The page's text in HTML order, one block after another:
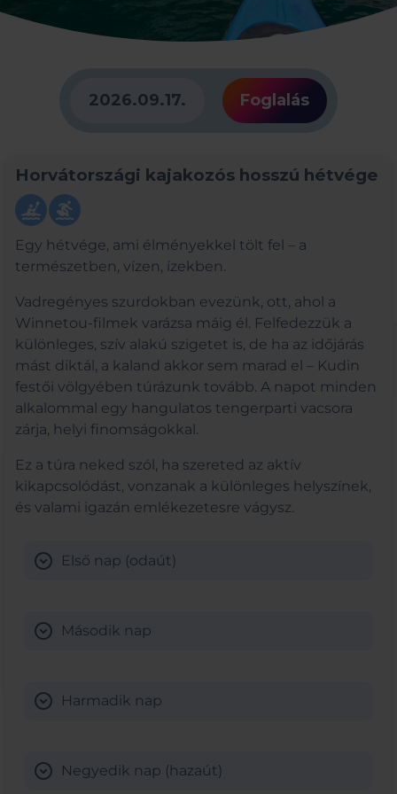
2026.09.17. Foglalás
Horvátországi kajakozós hosszú hétvége
kayaking surfing
Egy hétvége, ami élményekkel tölt fel – a
természetben, vízen, ízekben.
Vadregényes szurdokban evezünk, ott, ahol a
Winnetou-filmek varázsa máig él. Felfedezzük a
különleges, szív alakú szigetet is, de ha az időjárás
mást diktál, a kaland akkor sem marad el – Kudin
festői völgyében túrázunk tovább. A napot minden
alkalommal egy hangulatos tengerparti vacsora
zárja, helyi finomságokkal.
Ez a túra neked szól, ha szereted az aktív
kikapcsolódást, vonzanak a különleges helyszínek,
és valami igazán emlékezetesre vágysz.
expand_circle_down Első nap (odaút)
expand_circle_down Második nap
expand_circle_down Harmadik nap
expand_circle_down Negyedik nap (hazaút)